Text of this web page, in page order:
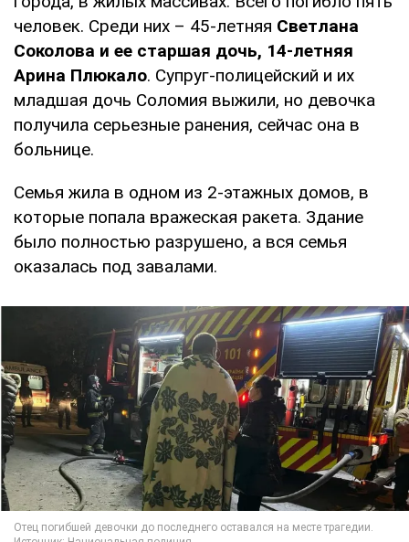
человек. Среди них – 45-летняя Светлана
Соколова и ее старшая дочь, 14-летняя
Арина Плюкало. Супруг-полицейский и их
младшая дочь Соломия выжили, но девочка
получила серьезные ранения, сейчас она в
больнице.
Семья жила в одном из 2-этажных домов, в
которые попала вражеская ракета. Здание
было полностью разрушено, а вся семья
оказалась под завалами.